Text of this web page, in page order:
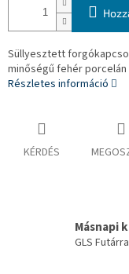
Süllyesztett
minőségű fehér porcelán
Részletes információ
KÉRDÉS
Másnapi
GLS